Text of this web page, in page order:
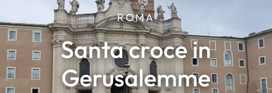
ROMA
Santa croce in
Gerusalemme